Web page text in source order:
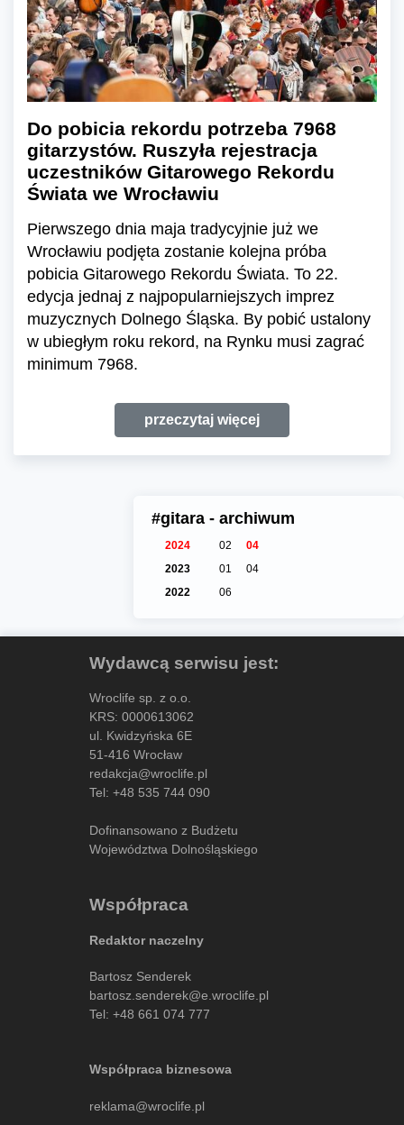
Do pobicia rekordu potrzeba 7968
gitarzystów. Ruszyła rejestracja
uczestników Gitarowego Rekordu
Świata we Wrocławiu
Pierwszego dnia maja tradycyjnie już we
Wrocławiu podjęta zostanie kolejna próba
pobicia Gitarowego Rekordu Świata. To 22.
edycja jednaj z najpopularniejszych imprez
muzycznych Dolnego Śląska. By pobić ustalony
w ubiegłym roku rekord, na Rynku musi zagrać
minimum 7968.
przeczytaj więcej
#gitara - archiwum
2024 02
04
2023
01
04
2022
06
Wydawcą serwisu jest:
Wroclife sp. z o.o.
KRS: 0000613062
ul. Kwidzyńska 6E
51-416 Wrocław
redakcja@wroclife.pl
Tel: +48 535 744 090
Dofinansowano z Budżetu
Województwa Dolnośląskiego
Współpraca
Redaktor naczelny
Bartosz Senderek
bartosz.senderek@e.wroclife.pl
Tel: +48 661 074 777
Współpraca biznesowa
reklama@wroclife.pl